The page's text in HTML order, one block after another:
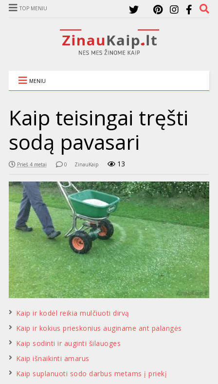
TOP MENIU
MENIU
Kaip teisingai tręšti
sodą pavasari
Prieš 4 metai 0 ZinauKaip 13
Kaip ir kodėl reikia mulčiuoti dirvą
Kaip ir kokius prieskonius auginame ant palangės
Kaip sodinti ir auginti šilauoges
Kaip išnaikinti amarus
Kaip suplanuoti sodo darbus metams į priekį